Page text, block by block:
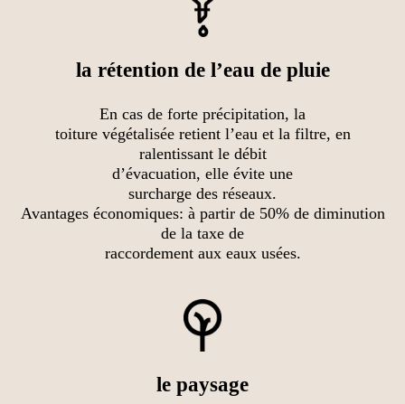
la rétention de l’eau de pluie
En cas de forte précipitation, la
toiture végétalisée retient l’eau et la filtre, en
ralentissant le débit
d’évacuation, elle évite une
surcharge des réseaux.
Avantages économiques: à partir de 50% de diminution
de la taxe de
raccordement aux eaux usées.
le paysage